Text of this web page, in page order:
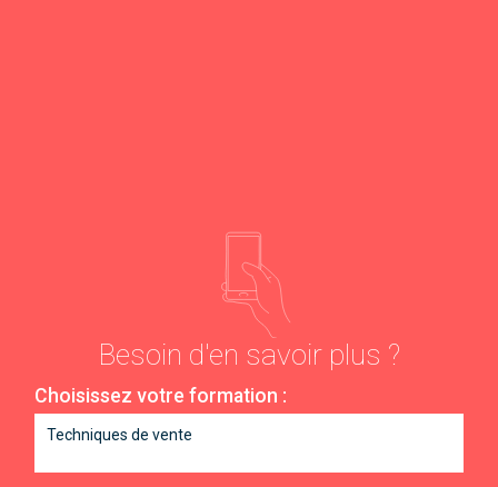
Besoin d'en savoir plus ?
Choisissez votre formation :